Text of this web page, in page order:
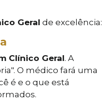
Geral de excelência:
Clínico Geral. A
O médico fará uma
é e o que está